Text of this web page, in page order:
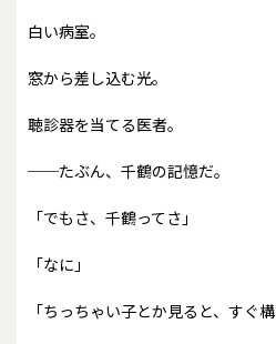
白い病室。
窓から差し込む光。
聴診器を当てる医者。
──たぶん、千鶴の記憶だ。
「でもさ、千鶴ってさ」
「なに」
「ちっちゃい子とか見ると、すぐ